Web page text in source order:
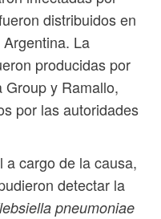
distribuidos en
La
producidas por
Group y Ramallo,
por las autoridades
a cargo de la causa,
detectar la
pneumoniae